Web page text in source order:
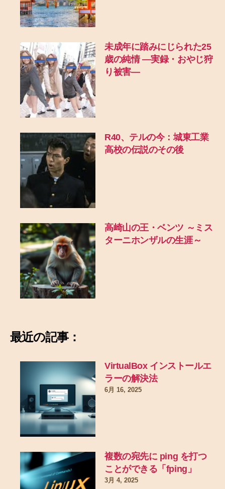
未成年に踏みにじられた25
歳の純情 ―実録・おやじ狩
り被害―
R40、テルの今：城東工業
高校の伝説のその後
高崎山の王・ベンツ ～ミス
ターニホンザルの生涯～
最近の記事：
VirtualBox インストールエ
ラーの解決法
6月 16, 2025
複数の宛先に ping を打つ
ことができる「fping」
3月 4, 2025